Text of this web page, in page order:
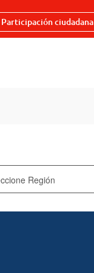
Participación ciudadana